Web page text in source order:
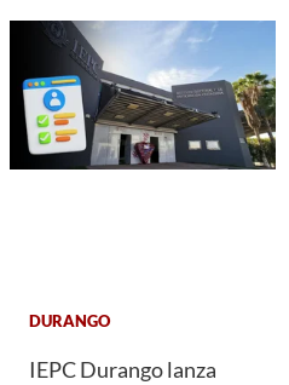
DURANGO
IEPC Durango lanza